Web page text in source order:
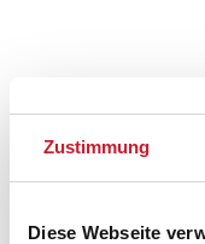
Zustimmung
Diese Webseite